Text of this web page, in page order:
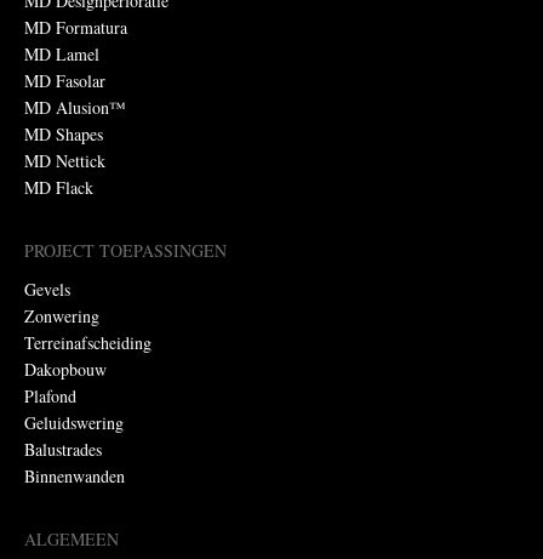
MD Formatura
MD Lamel
MD Fasolar
MD Alusion™
MD Shapes
MD Nettick
MD Flack
PROJECT TOEPASSINGEN
Gevels
Zonwering
Terreinafscheiding
Dakopbouw
Plafond
Geluidswering
Balustrades
Binnenwanden
ALGEMEEN